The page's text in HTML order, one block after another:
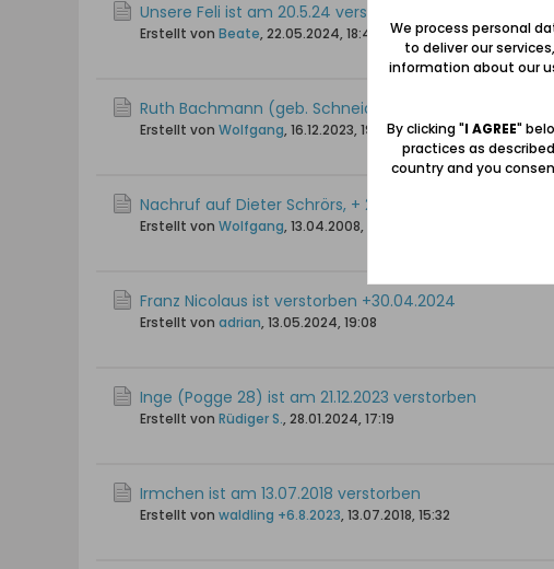
Unsere Feli ist am 20.5.24 verstorben
Erstellt von Beate, 22.05.2024, 18:44
Ruth Bachmann (geb. Schneider, gesch. Naujocks)
Erstellt von Wolfgang, 16.12.2023, 19:37
Nachruf auf Dieter Schrörs, + 29.11.2006
Erstellt von Wolfgang, 13.04.2008, 15:51
Franz Nicolaus ist verstorben +30.04.2024
Erstellt von adrian, 13.05.2024, 19:08
Inge (Pogge 28) ist am 21.12.2023 verstorben
Erstellt von Rüdiger S., 28.01.2024, 17:19
Irmchen ist am 13.07.2018 verstorben
Erstellt von waldling +6.8.2023, 13.07.2018, 15:32
We process personal
to deliver our
information about our
By clicking "I AGREE"
practices as
country and you